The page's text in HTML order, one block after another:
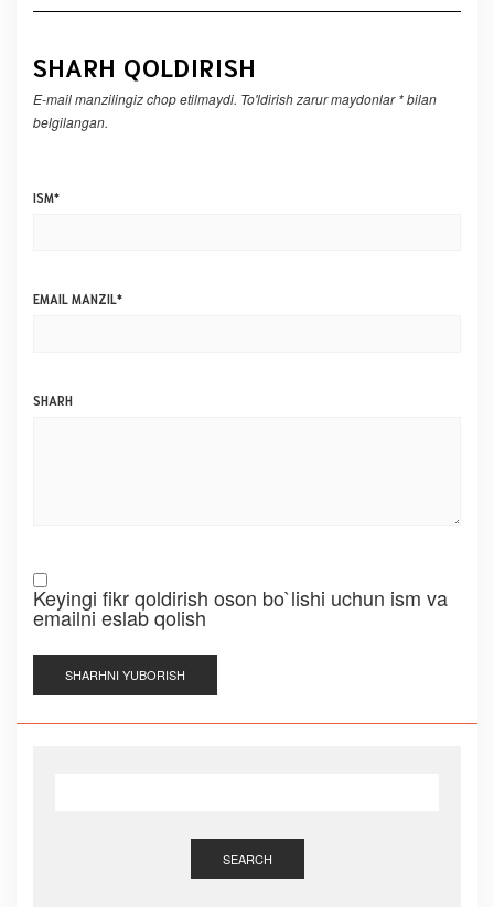
SHARH QOLDIRISH
E-mail manzilingiz chop etilmaydi. To'ldirish zarur maydonlar*bilan
belgilangan.
ISM*
EMAIL MANZIL*
SHARH
Keyingi fikr qoldirish oson bo`lishi uchun ism va
emailni eslab qolish
SEARCH